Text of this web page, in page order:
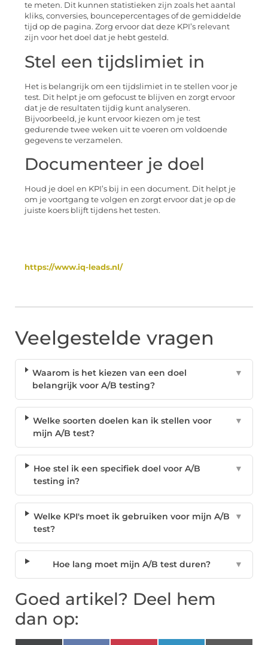
te meten. Dit kunnen statistieken zijn zoals het aantal
kliks, conversies, bouncepercentages of de gemiddelde
tijd op de pagina. Zorg ervoor dat deze KPI’s relevant
zijn voor het doel dat je hebt gesteld.
Stel een tijdslimiet in
Het is belangrijk om een tijdslimiet in te stellen voor je
test. Dit helpt je om gefocust te blijven en zorgt ervoor
dat je de resultaten tijdig kunt analyseren.
Bijvoorbeeld, je kunt ervoor kiezen om je test
gedurende twee weken uit te voeren om voldoende
gegevens te verzamelen.
Documenteer je doel
Houd je doel en KPI’s bij in een document. Dit helpt je
om je voortgang te volgen en zorgt ervoor dat je op de
juiste koers blijft tijdens het testen.
https://www.iq-leads.nl/
Veelgestelde vragen
Waarom is het kiezen van een doel
belangrijk voor A/B testing?
▼
Welke soorten doelen kan ik stellen voor
mijn A/B test?
▼
Hoe stel ik een specifiek doel voor A/B
testing in?
▼
Welke KPI's moet ik gebruiken voor mijn A/B
test?
▼
Hoe lang moet mijn A/B test duren? ▼
Goed artikel? Deel hem
dan op: